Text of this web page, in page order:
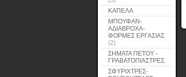
ΚΑΠΕΛΑ
ΜΠΟΥΦΑΝ-
ΑΔΙΑΒΡΟΧΑ-
ΦΟΡΜΕΣ ΕΡΓΑΣΙΑΣ
(2)
ΣΗΜΑΤΑ ΠΕΤΟΥ -
ΓΡΑΒΑΤΟΠΙΑΣΤΡΕΣ
ΣΦΥΡΙΧΤΡΕΣ-